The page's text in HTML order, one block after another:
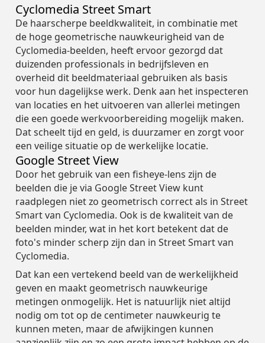
Cyclomedia Street Smart
De haarscherpe beeldkwaliteit, in combinatie met
de hoge geometrische nauwkeurigheid van de
Cyclomedia-beelden, heeft ervoor gezorgd dat
duizenden professionals in bedrijfsleven en
overheid dit beeldmateriaal gebruiken als basis
voor hun dagelijkse werk. Denk aan het inspecteren
van locaties en het uitvoeren van allerlei metingen
die een goede werkvoorbereiding mogelijk maken.
Dat scheelt tijd en geld, is duurzamer en zorgt voor
een veilige situatie op de werkelijke locatie.
Google Street View
Door het gebruik van een fisheye-lens zijn de
beelden die je via Google Street View kunt
raadplegen niet zo geometrisch correct als in Street
Smart van Cyclomedia. Ook is de kwaliteit van de
beelden minder, wat in het kort betekent dat de
foto's minder scherp zijn dan in Street Smart van
Cyclomedia.
Dat kan een vertekend beeld van de werkelijkheid
geven en maakt geometrisch nauwkeurige
metingen onmogelijk. Het is natuurlijk niet altijd
nodig om tot op de centimeter nauwkeurig te
kunnen meten, maar de afwijkingen kunnen